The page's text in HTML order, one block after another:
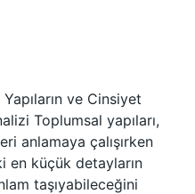
ve Cinsiyet
Toplumsal yapıları,
anlamaya çalışırken
en küçük detayların
taşıyabileceğini